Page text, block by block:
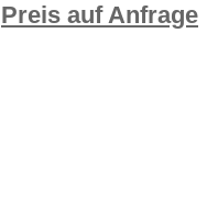
Preis auf Anfrage